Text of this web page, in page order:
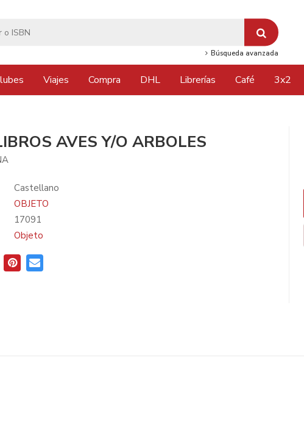
Búsqueda avanzada
Viajes Compra DHL Librerías Café 3x2
AVES Y/O ARBOLES
Castellano
OBJETO
17091
Objeto